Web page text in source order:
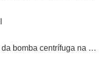
Descrição padrão e comparação da bomba centrífuga na indústria petroquímica